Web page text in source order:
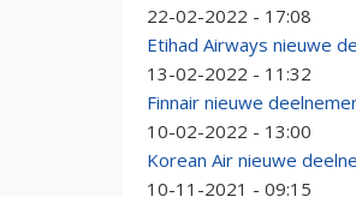
22-02-2022 - 17:08
Etihad Airways nieuwe
13-02-2022 - 11:32
Finnair nieuwe
10-02-2022 - 13:00
Korean Air nieuwe
10-11-2021 - 09:15